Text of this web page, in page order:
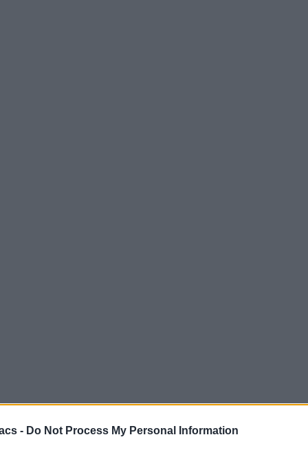
- Do Not Process My Personal Information